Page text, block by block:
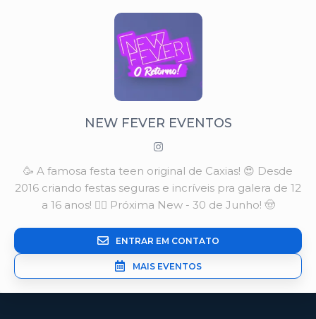
NEW FEVER EVENTOS
🥳 A famosa festa teen original de Caxias! 😍 Desde
2016 criando festas seguras e incríveis pra galera de 12
a 16 anos! 👇🏼 Próxima New - 30 de Junho! 🤠
ENTRAR EM CONTATO
MAIS EVENTOS